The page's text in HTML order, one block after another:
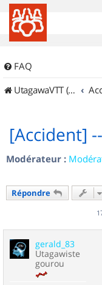
FAQ
UtagawaVTT (Randos VTT et VTTAE avec traces GPS)
[Accident]
Modérateur :
Répondre
gerald_83
Utagawiste
gourou